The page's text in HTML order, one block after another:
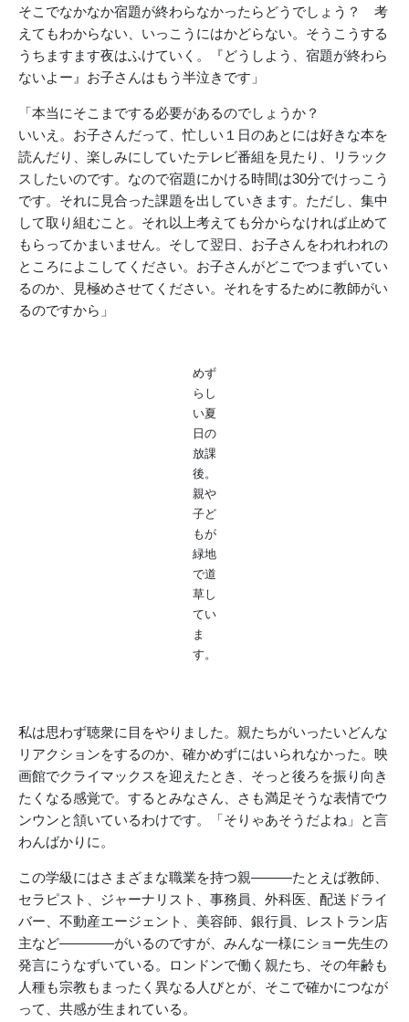
そこでなかなか宿題が終わらなかったらどうでしょう？ 考
えてもわからない、いっこうにはかどらない。そうこうする
うちますます夜はふけていく。『どうしよう、宿題が終わら
ないよー』お子さんはもう半泣きです」
「本当にそこまでする必要があるのでしょうか？
いいえ。お子さんだって、忙しい１日のあとには好きな本を
読んだり、楽しみにしていたテレビ番組を見たり、リラック
スしたいのです。なので宿題にかける時間は30分でけっこう
です。それに見合った課題を出していきます。ただし、集中
して取り組むこと。それ以上考えても分からなければ止めて
もらってかまいません。そして翌日、お子さんをわれわれの
ところによこしてください。お子さんがどこでつまずいてい
るのか、見極めさせてください。それをするために教師がい
るのですから」
めず
らし
い夏
日の
放課
後。
親や
子ど
もが
緑地
で道
草し
てい
ま
す。
私は思わず聴衆に目をやりました。親たちがいったいどんな
リアクションをするのか、確かめずにはいられなかった。映
画館でクライマックスを迎えたとき、そっと後ろを振り向き
たくなる感覚で。するとみなさん、さも満足そうな表情でウ
ンウンと頷いているわけです。「そりゃあそうだよね」と言
わんばかりに。
この学級にはさまざまな職業を持つ親———たとえば教師、
セラピスト、ジャーナリスト、事務員、外科医、配送ドライ
バー、不動産エージェント、美容師、銀行員、レストラン店
主など————がいるのですが、みんな一様にショー先生の
発言にうなずいている。ロンドンで働く親たち、その年齢も
人種も宗教もまったく異なる人びとが、そこで確かにつなが
って、共感が生まれている。